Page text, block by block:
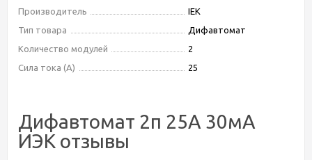
Производитель
IEK
Тип товара
Дифавтомат
Количество модулей
2
Сила тока (А)
25
Дифавтомат 2п 25А 30мА
ИЭК отзывы